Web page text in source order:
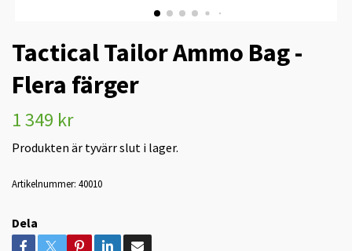
Tactical Tailor Ammo Bag -
Flera färger
1 349 kr
Produkten är tyvärr slut i lager.
Artikelnummer: 40010
Dela